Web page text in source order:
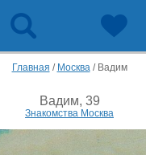
Главная / Москва/ Вадим
Вадим, 39
Знакомства Москва